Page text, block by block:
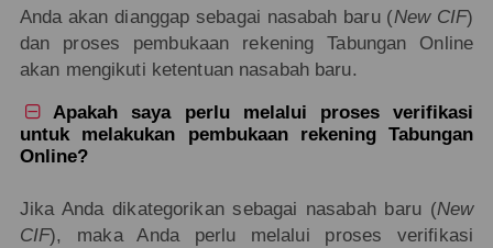
Anda akan dianggap sebagai nasabah baru (New CIF)
dan proses pembukaan rekening Tabungan Online
akan mengikuti ketentuan nasabah baru.

Apakah saya perlu melalui proses verifikasi
untuk melakukan pembukaan rekening Tabungan
Online?
Jika Anda dikategorikan sebagai nasabah baru (New
CIF), maka Anda perlu melalui proses verifikasi